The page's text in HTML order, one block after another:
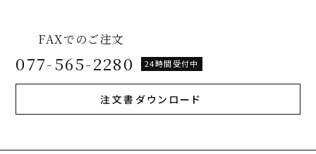
FAXでのご注文
077-565-2280 24時間受付中
注文書ダウンロード